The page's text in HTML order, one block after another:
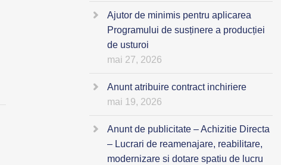
Ajutor de minimis pentru aplicarea
Programului de susținere a producției
de usturoi
mai 27, 2026
Anunt atribuire contract inchiriere
mai 19, 2026
Anunt de publicitate – Achizitie Directa
– Lucrari de reamenajare, reabilitare,
modernizare si dotare spatiu de lucru